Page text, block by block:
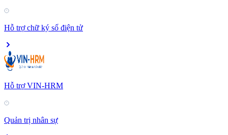
Hỗ trợ chữ ký số điện tử
Hỗ trợ VIN-HRM
Quản trị nhân sự